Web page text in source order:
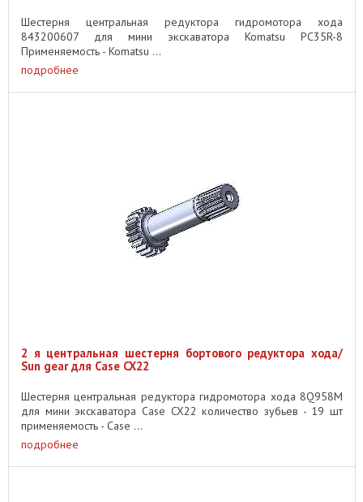
Шестерня центральная редуктора гидромотора хода
843200607 для мини экскаватора Komatsu PC35R-8
Применяемость - Komatsu ...
подробнее
2 я центральная шестерня бортового редуктора хода/
Sun gear для Case CX22
Шестерня центральная редуктора гидромотора хода 8Q958M
для мини экскаватора Case CX22 количество зубьев - 19 шт
применяемость - Case ...
подробнее